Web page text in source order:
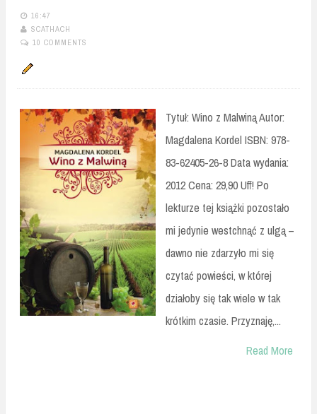
16:47
SCATHACH
10 COMMENTS
Tytuł: Wino z Malwiną Autor:
Magdalena Kordel ISBN: 978-
83-62405-26-8 Data wydania:
2012 Cena: 29,90 Uff! Po
lekturze tej książki pozostało
mi jedynie westchnąć z ulgą –
dawno nie zdarzyło mi się
czytać powieści, w której
działoby się tak wiele w tak
krótkim czasie. Przyznaję,...
Read More